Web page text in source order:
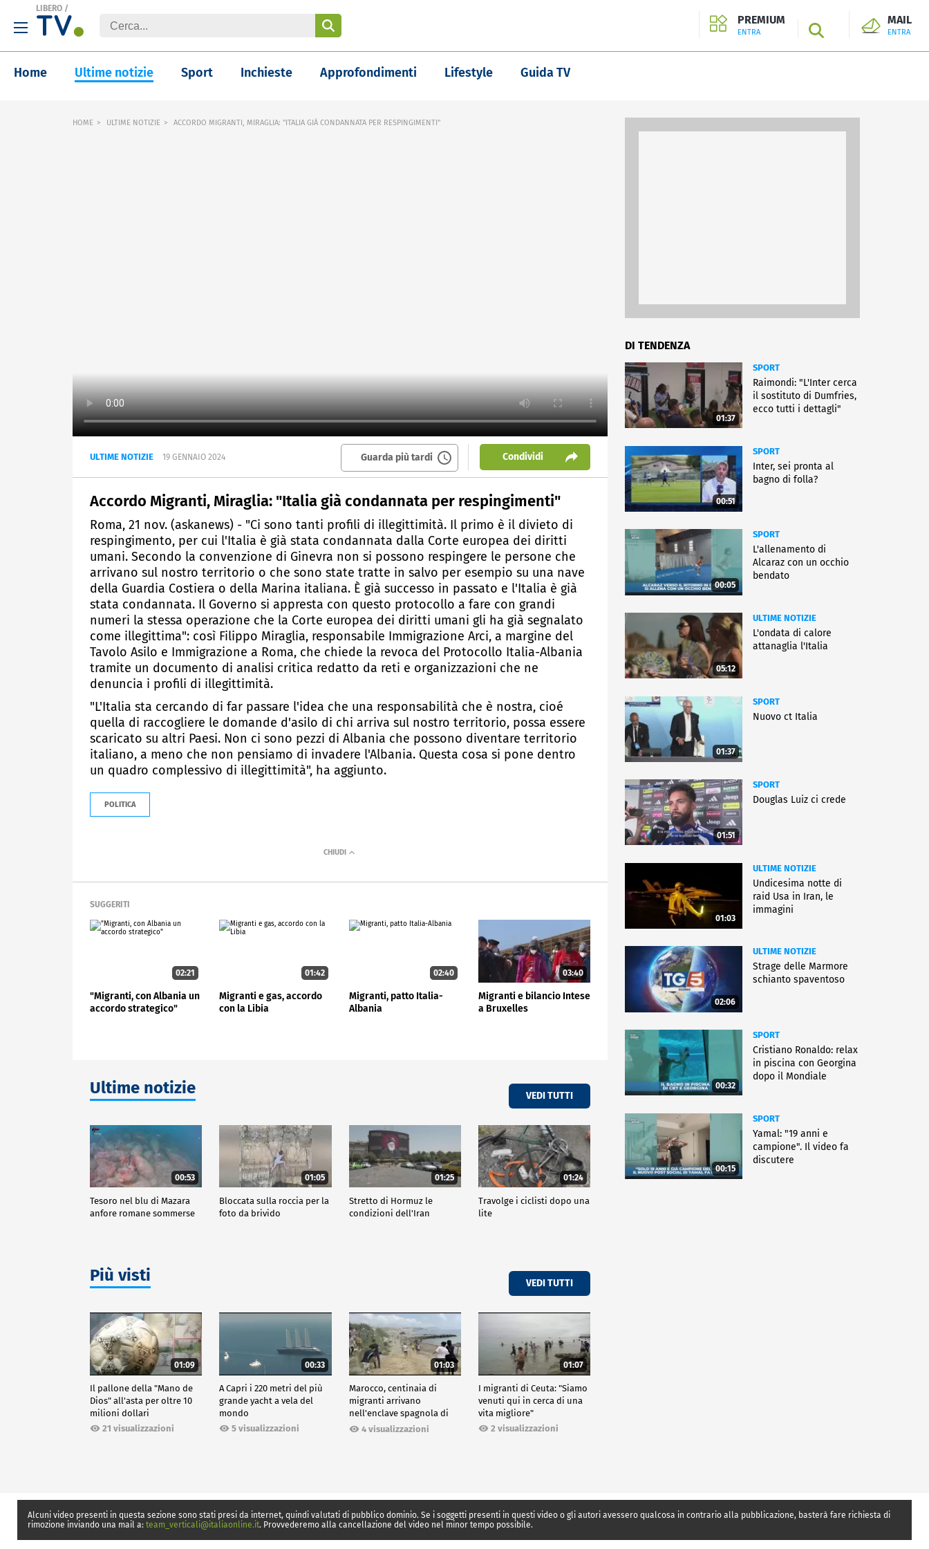
LIBERO /
PREMIUM
ENTRA SEARCH
MAIL
ENTRA
Home Ultime notizie Sport Inchieste Approfondimenti Lifestyle Guida TV
HOME ULTIME NOTIZIE ACCORDO MIGRANTI, MIRAGLIA: "ITALIA GIÀ CONDANNATA PER RESPINGIMENTI"
ULTIME NOTIZIE 19 GENNAIO 2024 Guarda più tardi Condividi
Accordo Migranti, Miraglia: "Italia già condannata per respingimenti"
Roma, 21 nov. (askanews) - "Ci sono tanti profili di illegittimità. Il primo è il divieto di
respingimento, per cui l'Italia è già stata condannata dalla Corte europea dei diritti
umani. Secondo la convenzione di Ginevra non si possono respingere le persone che
arrivano sul nostro territorio o che sono state tratte in salvo per esempio su una nave
della Guardia Costiera o della Marina italiana. È già successo in passato e l'Italia è già
stata condannata. Il Governo si appresta con questo protocollo a fare con grandi
numeri la stessa operazione che la Corte europea dei diritti umani gli ha già segnalato
come illegittima": così Filippo Miraglia, responsabile Immigrazione Arci, a margine del
Tavolo Asilo e Immigrazione a Roma, che chiede la revoca del Protocollo Italia-Albania
tramite un documento di analisi critica redatto da reti e organizzazioni che ne
denuncia i profili di illegittimità.
"L'Italia sta cercando di far passare l'idea che una responsabilità che è nostra, cioé
quella di raccogliere le domande d'asilo di chi arriva sul nostro territorio, possa essere
scaricato su altri Paesi. Non ci sono pezzi di Albania che possono diventare territorio
italiano, a meno che non pensiamo di invadere l'Albania. Questa cosa si pone dentro
un quadro complessivo di illegittimità", ha aggiunto.
POLITICA
SUGGERITI
02:21
"Migranti, con Albania un
accordo strategico"
01:42
Migranti e gas, accordo
con la Libia
02:40
Migranti, patto Italia-
Albania
03:40
Migranti e bilancio Intese
a Bruxelles
Ultime notizie VEDI TUTTI
00:53
Tesoro nel blu di Mazara
anfore romane sommerse
01:05
Bloccata sulla roccia per la
foto da brivido
01:25
Stretto di Hormuz le
condizioni dell'Iran
01:24
Travolge i ciclisti dopo una
lite
Più visti VEDI TUTTI
01:09
Il pallone della "Mano de
Dios" all'asta per oltre 10
milioni dollari
21 visualizzazioni
00:33
A Capri i 220 metri del più
grande yacht a vela del
mondo
5 visualizzazioni
01:03
Marocco, centinaia di
migranti arrivano
nell'enclave spagnola di
Ceuta4 visualizzazioni
01:07
I migranti di Ceuta: "Siamo
venuti qui in cerca di una
vita migliore"
2 visualizzazioni
DI TENDENZA
01:37
SPORT
Raimondi: "L'Inter cerca
il sostituto di Dumfries,
ecco tutti i dettagli"
00:51
SPORT
Inter, sei pronta al
bagno di folla?
00:05
SPORT
L'allenamento di
Alcaraz con un occhio
bendato
05:12
ULTIME NOTIZIE
L'ondata di calore
attanaglia l'Italia
01:37
SPORT
Nuovo ct Italia
01:51
SPORT
Douglas Luiz ci crede
01:03
ULTIME NOTIZIE
Undicesima notte di
raid Usa in Iran, le
immagini
02:06
ULTIME NOTIZIE
Strage delle Marmore
schianto spaventoso
00:32
SPORT
Cristiano Ronaldo: relax
in piscina con Georgina
dopo il Mondiale
00:15
SPORT
Yamal: "19 anni e
campione". Il video fa
discutere
Alcuni video presenti in questa sezione sono stati presi da internet, quindi valutati di pubblico dominio. Se i soggetti presenti in questi video o gli autori avessero qualcosa in contrario alla pubblicazione, basterà fare richiesta di
rimozione inviando una mail a: team_verticali@italiaonline.it. Provvederemo alla cancellazione del video nel minor tempo possibile.